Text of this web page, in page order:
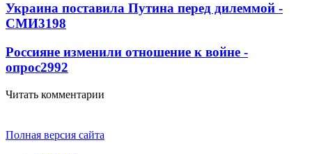
Украина поставила Путина перед дилеммой -
СМИ3198
Россияне изменили отношение к войне -
опрос2992
Читать комментарии
Полная версия сайта